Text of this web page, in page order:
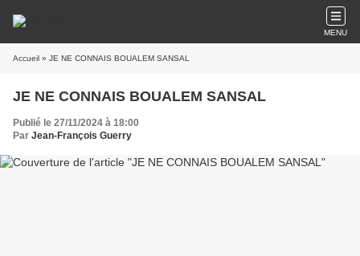
MENU
Accueil » JE NE CONNAIS BOUALEM SANSAL
JE NE CONNAIS BOUALEM SANSAL
Publié le 27/11/2024 à 18:00
Par Jean-François Guerry